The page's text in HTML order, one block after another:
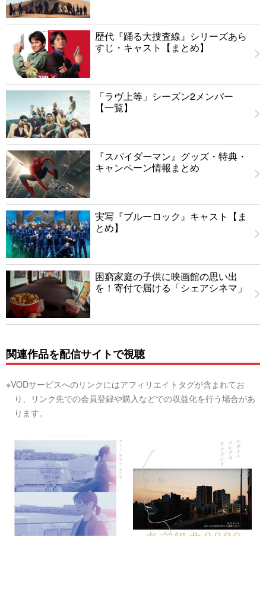
歴代『踊る大捜査線』シリーズあら
すじ・キャスト【まとめ】
「ラヴ上等」シーズン2メンバー
【一覧】
『スパイダーマン』グッズ・特典・
キャンペーン情報まとめ
実写『ブルーロック』キャスト【ま
とめ】
困窮家庭の子供に映画館の思い出
を！寄付で届ける「シェアシネマ」
関連作品を配信サイトで視聴
※VODサービスへのリンクにはアフィリエイトタグが含まれてお
り、リンク先での会員登録や購入などでの収益化を行う場合があ
ります。